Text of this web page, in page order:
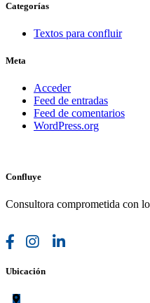
Categorías
Textos para confluir
Meta
Acceder
Feed de entradas
Feed de comentarios
WordPress.org
Confluye
Consultora comprometida con
Ubicación